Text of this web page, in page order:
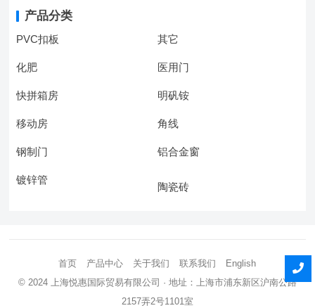
产品分类
PVC扣板 其它
化肥 医用门
快拼箱房 明矾铵
移动房 角线
钢制门 铝合金窗
镀锌管
陶瓷砖
首页 产品中心 关于我们 联系我们
English
© 2024 上海悦惠国际贸易有限公司 · 地址：上海市浦东新区沪南公路
2157弄2号1101室